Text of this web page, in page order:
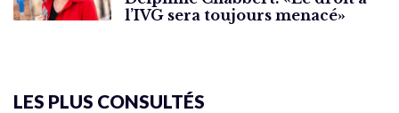
l’IVG sera toujours menacé»
LES PLUS CONSULTÉS